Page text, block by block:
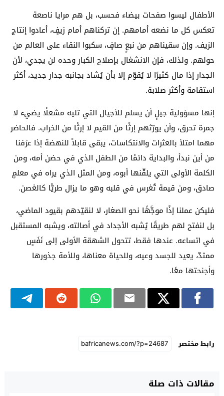
الأطفال ليسوا صفحات بيضاء فحسب، بل هم مرايا ناصعة
تعكس كل ما نضعه أمامهم. إن تركناهم أمام زيفٍ، أعادوا إنتاج
الزيف. وإن سقيناهم من نبعٍ صافٍ، سكبوا النقاء على العالم من
حولهم. ولذلك، فإن الانشغال بإصلاح الكبار وحده لن يجدي، لأن
الجدار إذا مال كثيرًا لا يُقوّم إلا بأن يُشاد بجانبه جدار جديد، أكثر
استقامة وأكثر صلابة.
إنها مسؤولية جيلٍ أن يسلم للأجيال التي تليه مشعلًا يضيء لا
جمرة تحرق، وأن يورّثهم إرثًا من القيم لا إرثًا من الخراب. فالحاضر
مهما امتلأ بالعثرات والانتكاسات، يبقى قابلاً للنهضة إذا عرَفنا
من أين نبدأ، والبداية دائمًا من الطفل الذي في حضن أمه، ومن
الكلمة الأولى التي يلقّنها أبوه، ومن المثل الذي يراه في معلمٍ
صادق، ومن قيمة تُغرس في قلبه وهو ما يزال طريًّا كالغصن.
فليكن عملنا إذًا موجَّهًا نحو الصغار، لا لنقيّدهم بقيود الماضي،
بل لنفتح لهم طريقًا يُشبه الأجداد في أصالته، ويشبه المستقبل
في اتساعه. عندها فقط، تتحول الشهقة الأولى إلى نَفَسٍ
ممتدّ، يعيد للجسد وعيه، وللحياة معناها، وللأمة جذورها
وأجنحتها معًا.
رابط مختصر
مقالات ذات صلة